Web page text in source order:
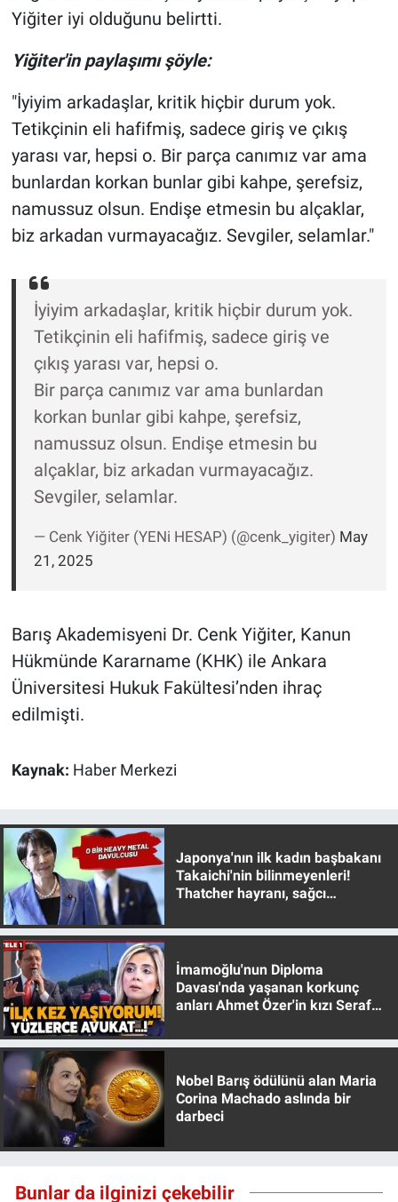
Yiğiter iyi olduğunu belirtti.
Yiğiter'in paylaşımı şöyle:
"İyiyim arkadaşlar, kritik hiçbir durum yok.
Tetikçinin eli hafifmiş, sadece giriş ve çıkış
yarası var, hepsi o. Bir parça canımız var ama
bunlardan korkan bunlar gibi kahpe, şerefsiz,
namussuz olsun. Endişe etmesin bu alçaklar,
biz arkadan vurmayacağız. Sevgiler, selamlar."
İyiyim arkadaşlar, kritik hiçbir durum yok.
Tetikçinin eli hafifmiş, sadece giriş ve
çıkış yarası var, hepsi o.
Bir parça canımız var ama bunlardan
korkan bunlar gibi kahpe, şerefsiz,
namussuz olsun. Endişe etmesin bu
alçaklar, biz arkadan vurmayacağız.
Sevgiler, selamlar.
— Cenk Yiğiter (YENi HESAP) (@cenk_yigiter) May
21, 2025
Barış Akademisyeni Dr. Cenk Yiğiter, Kanun
Hükmünde Kararname (KHK) ile Ankara
Üniversitesi Hukuk Fakültesi’nden ihraç
edilmişti.
Kaynak: Haber Merkezi
Japonya'nın ilk kadın başbakanı
Takaichi'nin bilinmeyenleri!
Thatcher hayranı, sağcı
İmamoğlu'nun Diploma
Davası'nda yaşanan korkunç
anları Ahmet Özer'in kızı Seraf
Nobel Barış ödülünü alan Maria
Corina Machado aslında bir
darbeci
Bunlar da ilginizi çekebilir
Nedir
Popüler
Programlar
Sağlık
Teknoloji
Türkiye'nin Geleceği
Türkiye'nin Gündemi
Yerel Gündem
Yerel Yaşam
Canlı Yayın